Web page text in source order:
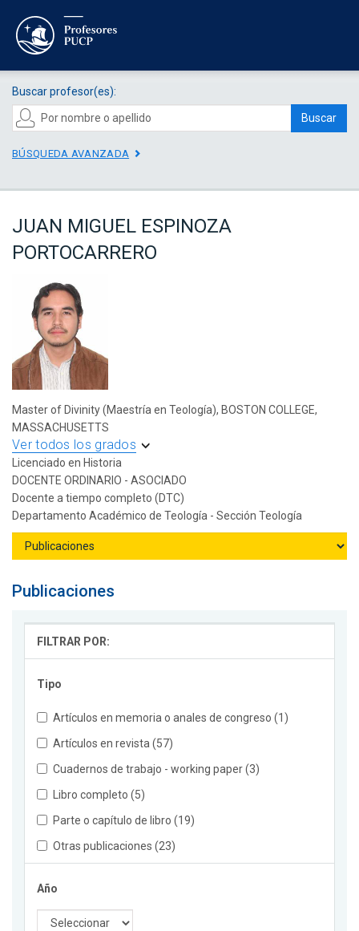
Buscar profesor(es):
Buscar
BÚSQUEDA AVANZADA
JUAN MIGUEL ESPINOZA
PORTOCARRERO
Master of Divinity (Maestría en Teología), BOSTON COLLEGE,
MASSACHUSETTS
Ver todos los grados
Licenciado en Historia
DOCENTE ORDINARIO - ASOCIADO
Docente a tiempo completo (DTC)
Departamento Académico de Teología - Sección Teología
Publicaciones
FILTRAR POR:
Tipo
Artículos en memoria o anales de congreso (1)
Artículos en revista (57)
Cuadernos de trabajo - working paper (3)
Libro completo (5)
Parte o capítulo de libro (19)
Otras publicaciones (23)
Año